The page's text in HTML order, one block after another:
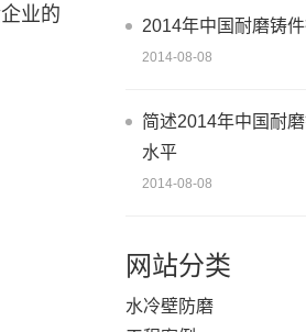
业的
2014年中国耐磨铸
2014-08-08
简述2014年中国耐
水平
2014-08-08
网站分类
水冷壁防磨